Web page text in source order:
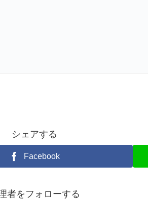
シェアする
Facebook
者をフォローする